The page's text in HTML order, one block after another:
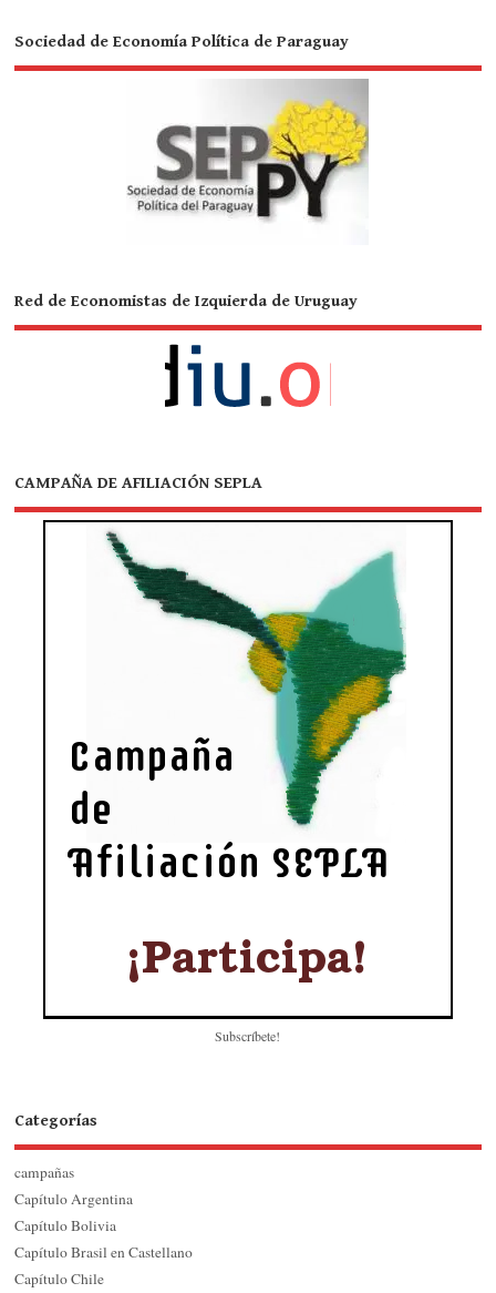
Sociedad de Economía Política de Paraguay
Red de Economistas de Izquierda de Uruguay
CAMPAÑA DE AFILIACIÓN SEPLA
Subscríbete!
Categorías
campañas
Capítulo Argentina
Capítulo Bolivia
Capítulo Brasil en Castellano
Capítulo Chile